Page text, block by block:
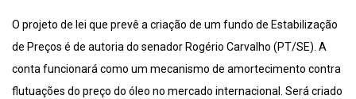
O projeto de lei que prevê a criação de um fundo de Estabilização
de Preços é de autoria do senador Rogério Carvalho (PT/SE). A
conta funcionará como um mecanismo de amortecimento contra
flutuações do preço do óleo no mercado internacional. Será criado